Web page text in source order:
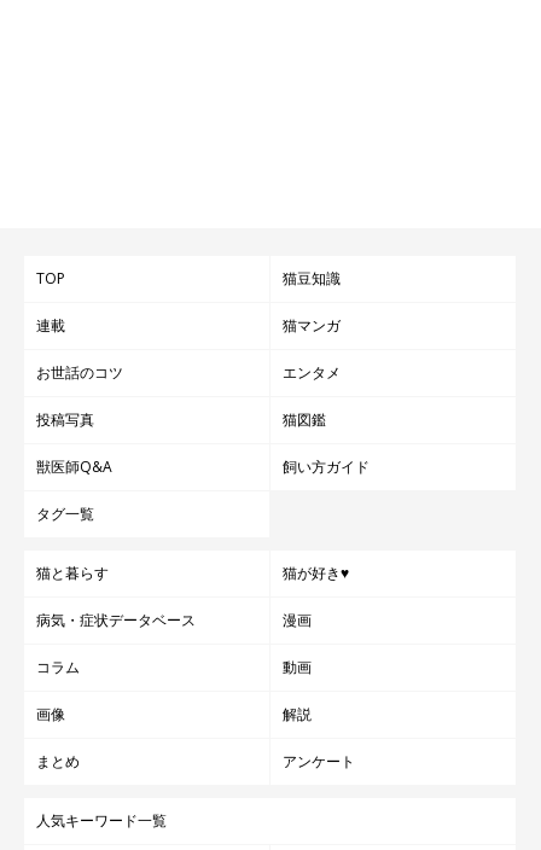
TOP 猫豆知識
連載 猫マンガ
お世話のコツ エンタメ
投稿写真 猫図鑑
獣医師Q&A 飼い方ガイド
タグ一覧
猫と暮らす 猫が好き♥
病気・症状データベース 漫画
コラム 動画
画像 解説
まとめ アンケート
人気キーワード一覧